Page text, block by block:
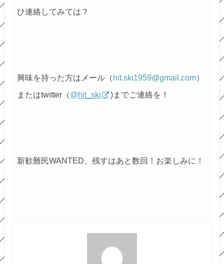
ひ連絡してみては？
興味を持った方はメール（ hit.ski1959@gmail.com）
またはtwitter（@hit_ski )までご連絡を！
新歓難民WANTED、残すはあと数回！お楽しみに！